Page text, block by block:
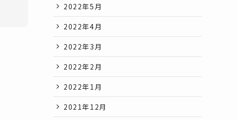
2022年5月
2022年4月
2022年3月
2022年2月
2022年1月
2021年12月